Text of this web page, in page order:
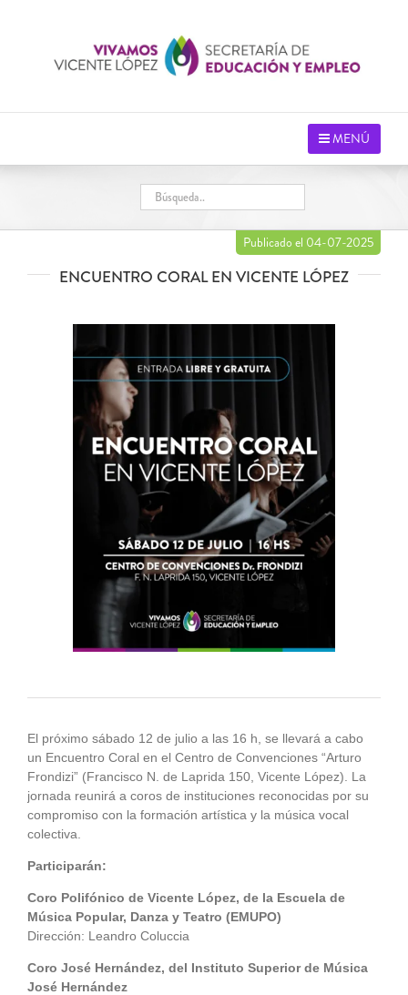
MENÚ
Publicado el 04-07-2025
ENCUENTRO CORAL EN VICENTE LÓPEZ
El próximo sábado 12 de julio a las 16 h, se llevará a cabo
un Encuentro Coral en el Centro de Convenciones “Arturo
Frondizi” (Francisco N. de Laprida 150, Vicente López). La
jornada reunirá a coros de instituciones reconocidas por su
compromiso con la formación artística y la música vocal
colectiva.
Participarán:
Coro Polifónico de Vicente López, de la Escuela de
Música Popular, Danza y Teatro (EMUPO)
Dirección: Leandro Coluccia
Coro José Hernández, del Instituto Superior de Música
José Hernández